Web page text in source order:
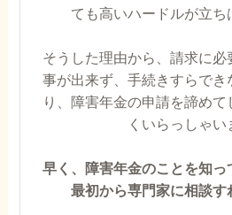
ても高いハードルが立ち
そうした理由から、請求に必
事が出来ず、手続きすらでき
り、障害年金の申請を諦め
くいらっしゃい
早く、障害年金のことを知っ
最初から専門家に相談す